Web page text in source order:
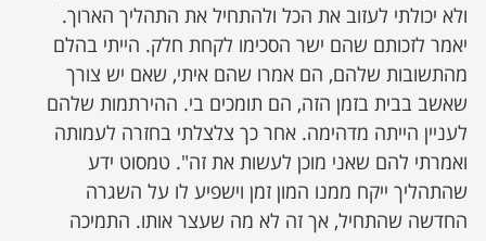
ולא יכולתי לעזוב את הכל ולהתחיל את התהליך הארוך.
יאמר לזכותם שהם ישר הסכימו לקחת חלק. הייתי בהלם
מהתשובות שלהם, הם אמרו שהם איתי, שאם יש צורך
שאשב בבית בזמן הזה, הם תומכים בי. ההירתמות שלהם
לעניין הייתה מדהימה. אחר כך צלצלתי בחזרה לעמותה
ואמרתי להם שאני מוכן לעשות את זה". טמסוט ידע
שהתהליך ייקח ממנו המון זמן וישפיע לו על השגרה
החדשה שהתחיל, אך זה לא מה שעצר אותו. התמיכה